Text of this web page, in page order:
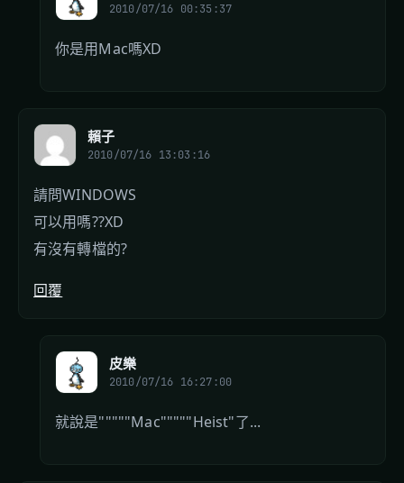
2010/07/16 00:35:37
你是用Mac嗎XD
賴子
2010/07/16 13:03:16
請問WINDOWS
可以用嗎??XD
有沒有轉檔的?
回覆
皮樂
2010/07/16 16:27:00
就說是"""""Mac"""""Heist"了...